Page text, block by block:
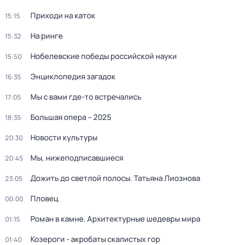
15:15 Приходи на каток
15:32 На ринге
15:50 Нобелевские победы российской науки
16:35 Энциклопедия загадок
17:05 Мы с вами где-то встречались
18:35 Большая опера – 2025
20:30 Новости культуры
20:45 Мы, нижеподписавшиеся
23:05 Дожить до светлой полосы. Татьяна Лиознова
00:00 Пловец
01:15 Роман в камне. Архитектурные шедевры мира
01:40 Козероги - акробаты скалистых гор